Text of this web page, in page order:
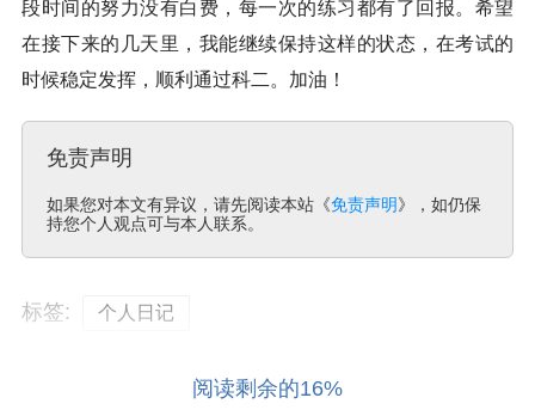
段时间的努力没有白费，每一次的练习都有了回报。希望
在接下来的几天里，我能继续保持这样的状态，在考试的
时候稳定发挥，顺利通过科二。加油！
免责声明
如果您对本文有异议，请先阅读本站《免责声明》，如仍保
持您个人观点可与本人联系。
标签: 个人日记
阅读剩余的16%